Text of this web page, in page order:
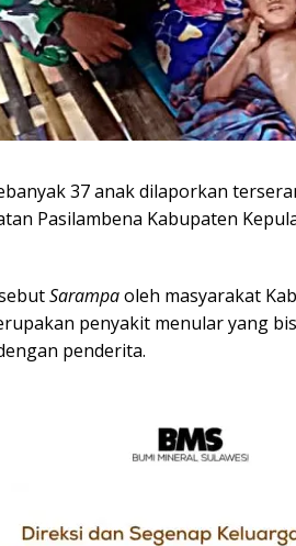
37 anak dilaporkan
Pasilambena Kabupaten
Sarampaoleh masyarakat
penyakit menular yang
penderita.